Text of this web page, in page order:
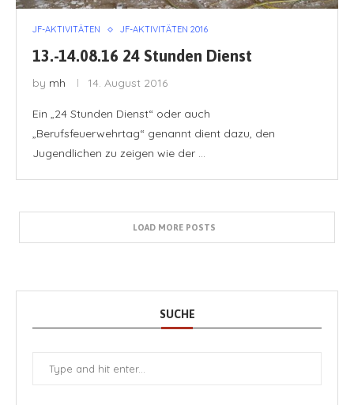
JF-AKTIVITÄTEN JF-AKTIVITÄTEN 2016
13.-14.08.16 24 Stunden Dienst
by mh 14. August 2016
Ein „24 Stunden Dienst“ oder auch
„Berufsfeuerwehrtag“ genannt dient dazu, den
Jugendlichen zu zeigen wie der …
LOAD MORE POSTS
SUCHE